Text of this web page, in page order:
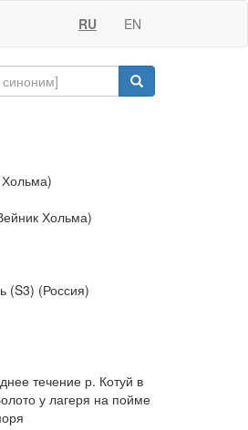
RU EN
Хольма)
(S3) (Россия)
течение р. Котуй в
у лагеря на пойме